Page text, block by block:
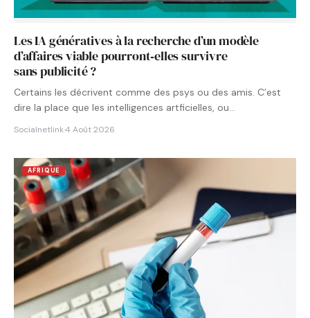
Les IA génératives à la recherche d’un modèle
d’affaires viable pourront‑elles survivre
sans publicité ?
Certains les décrivent comme des psys ou des amis. C’est
dire la place que les intelligences artficielles, ou…
Socialnetlink·4 Août 2026
AFRIQUE